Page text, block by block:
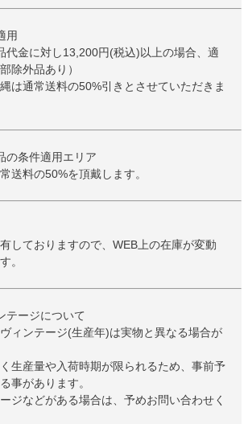
用
代金に対し13,200円(税込)以上の場合、適
除外品あり）
は通常送料の50%引きとさせていただきま
の条件適用エリア
送料の50%を頂戴します。
しておりますので、WEB上の在庫が変動
。
テージについて
ィンテージ(生産年)は実物と異なる場合が
生産量や入荷時期が限られるため、事前予
事があります。
ジなどがある場合は、予めお問い合わせく